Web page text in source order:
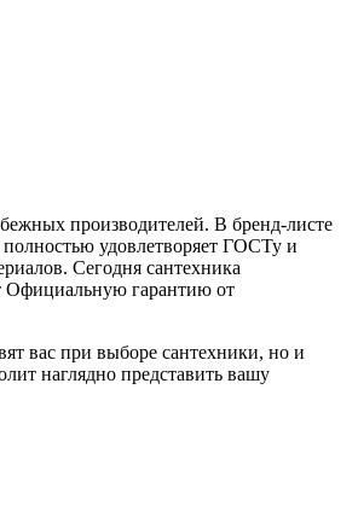
производителей. В бренд-листе
удовлетворяет ГОСТу и
Сегодня сантехника
Официальную гарантию от
вас при выборе сантехники, но и
наглядно представить вашу